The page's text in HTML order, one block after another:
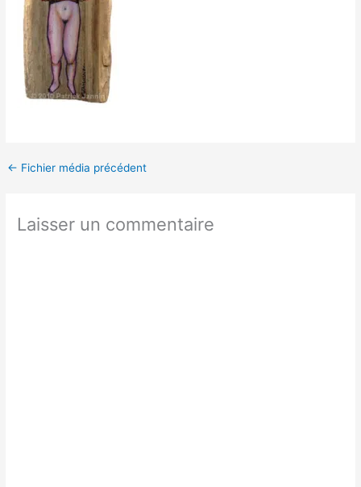
← Fichier média précédent
Laisser un commentaire